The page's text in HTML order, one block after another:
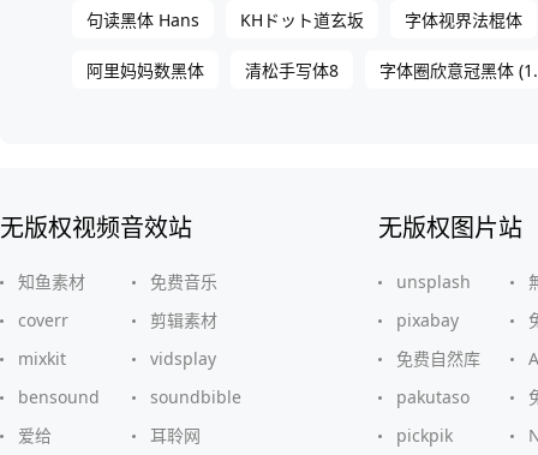
句读黑体 Hans KHドット道玄坂 字体视界法棍体
阿里妈妈数黑体 清松手写体8 字体圈欣意冠黑体
无版权视频音效站
知鱼素材
免费音乐
coverr
剪辑素材
mixkit
vidsplay
bensound
soundbible
爱给
耳聆网
无版权图片站
unsplash
pixabay
免费自然库
pakutaso
pickpik